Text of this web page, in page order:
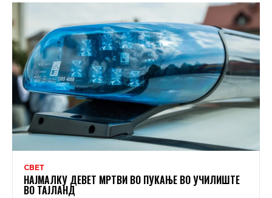
СВЕТ
НАЈМАЛКУ ДЕВЕТ МРТВИ ВО ПУКАЊЕ ВО УЧИЛИШТЕ
ВО ТАЈЛАНД